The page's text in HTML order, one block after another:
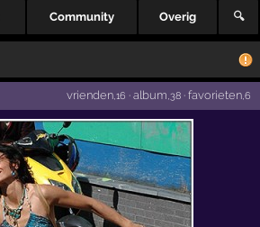
Community Overig 🔍
vrienden,16 · album ,38· favorieten,6